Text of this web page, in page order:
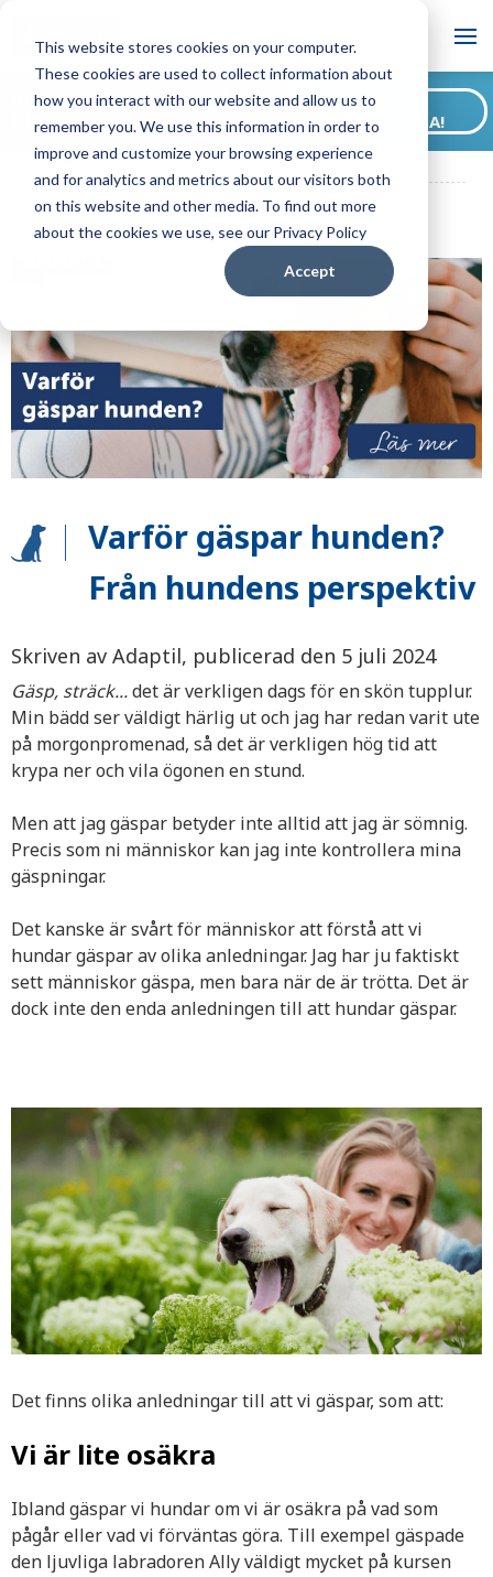
This website stores cookies on your computer.
These cookies are used to collect information about
how you interact with our website and allow us to
remember you. We use this information in order to
improve and customize your browsing experience
and for analytics and metrics about our visitors both
on this website and other media. To find out more
about the cookies we use, see our Privacy Policy
Accept
Blogg
ADAPTIL SE Blogg
Varför gäspar hunden? Från hundens
perspektiv
Vill du prenumerera på vår
blogg?
GÄRNA!
Varför gäspar hunden?
Från hundens perspektiv
Skriven av Adaptil, publicerad den 5 juli 2024
Gäsp, sträck...det är verkligen dags för en skön tupplur.
Min bädd ser väldigt härlig ut och jag har redan varit ute
på morgonpromenad, så det är verkligen hög tid att
krypa ner och vila ögonen en stund.
Men att jag gäspar betyder inte alltid att jag är sömnig.
Precis som ni människor kan jag inte kontrollera mina
gäspningar.
Det kanske är svårt för människor att förstå att vi
hundar gäspar av olika anledningar. Jag har ju faktiskt
sett människor gäspa, men bara när de är trötta. Det är
dock inte den enda anledningen till att hundar gäspar.
Det finns olika anledningar till att vi gäspar, som att:
Vi är lite osäkra
Ibland gäspar vi hundar om vi är osäkra på vad som
pågår eller vad vi förväntas göra. Till exempel gäspade
den ljuvliga labradoren Ally väldigt mycket på kursen